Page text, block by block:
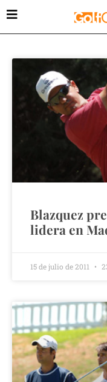
Blazquez
lidera en
15 de julio de 2011